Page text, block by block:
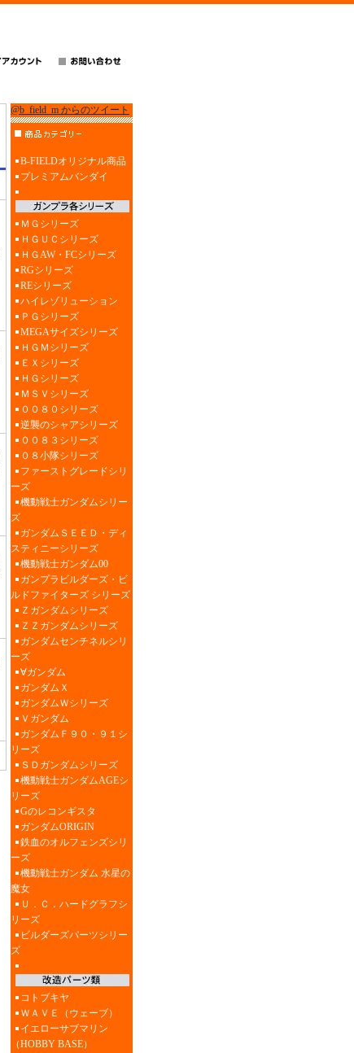
@b_field_m からのツイート
B-FIELDオリジナル商品
プレミアムバンダイ
ＭＧシリーズ
ＨＧＵＣシリーズ
ＨＧAW・FCシリーズ
RGシリーズ
REシリーズ
ハイレゾリューション
ＰＧシリーズ
MEGAサイズシリーズ
ＨＧＭシリーズ
ＥＸシリーズ
ＨＧシリーズ
ＭＳＶシリーズ
００８０シリーズ
逆襲のシャアシリーズ
００８３シリーズ
０８小隊シリーズ
ファーストグレードシリ
ーズ
機動戦士ガンダムシリー
ズ
ガンダムＳＥＥＤ・ディ
スティニーシリーズ
機動戦士ガンダム00
ガンプラビルダーズ・ビ
ルドファイターズ シリーズ
Ｚガンダムシリーズ
ＺＺガンダムシリーズ
ガンダムセンチネルシリ
ーズ
∀ガンダム
ガンダムＸ
ガンダムＷシリーズ
Ｖガンダム
ガンダムＦ９０・９１シ
リーズ
ＳＤガンダムシリーズ
機動戦士ガンダムAGEシ
リーズ
Gのレコンギスタ
ガンダムORIGIN
鉄血のオルフェンズシリ
ーズ
機動戦士ガンダム 水星の
魔女
Ｕ．Ｃ．ハードグラフシ
リーズ
ビルダーズパーツシリー
ズ
コトブキヤ
ＷＡＶＥ（ウェーブ）
イエローサブマリン
（HOBBY BASE）